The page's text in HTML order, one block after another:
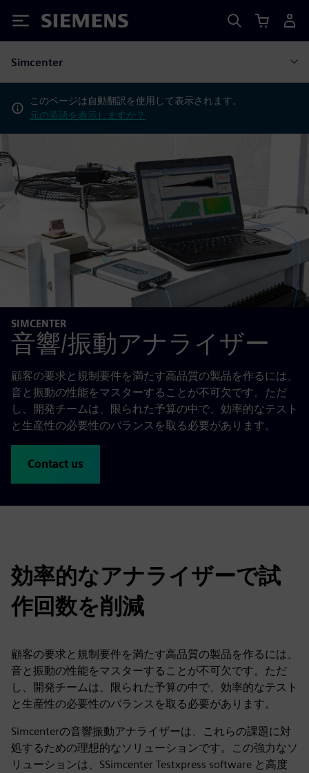
Siemens
Simcenter
このページは自動翻訳を使用して表示されます。
元の英語を表示しますか？
SIMCENTER
音響/振動アナライザー
顧客の要求と規制要件を満たす高品質の製品を作るには、
音と振動の性能をマスターすることが不可欠です。ただ
し、開発チームは、限られた予算の中で、効率的なテスト
と生産性の必要性のバランスを取る必要があります。
Contact us
効率的なアナライザーで試
作回数を削減
顧客の要求と規制要件を満たす高品質の製品を作るには、
音と振動の性能をマスターすることが不可欠です。ただ
し、開発チームは、限られた予算の中で、効率的なテスト
と生産性の必要性のバランスを取る必要があります。
Simcenterの音響振動アナライザーは、これらの課題に対
処するための理想的なソリューションです。この強力なソ
リューションは、SSimcenter Testxpress software と高度